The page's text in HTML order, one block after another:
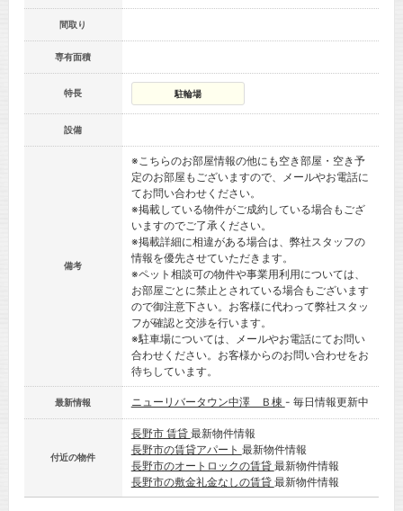
間取り
専有面積
特長 駐輪場
設備
備考
※こちらのお部屋情報の他にも空き部屋・空き予
定のお部屋もございますので、メールやお電話に
てお問い合わせください。
※掲載している物件がご成約している場合もござ
いますのでご了承ください。
※掲載詳細に相違がある場合は、弊社スタッフの
情報を優先させていただきます。
※ペット相談可の物件や事業用利用については、
お部屋ごとに禁止とされている場合もございます
ので御注意下さい。お客様に代わって弊社スタッ
フが確認と交渉を行います。
※駐車場については、メールやお電話にてお問い
合わせください。お客様からのお問い合わせをお
待ちしています。
最新情報 ニューリバータウン中澤 Ｂ棟 - 毎日情報更新中
付近の物件
長野市 賃貸 最新物件情報
長野市の賃貸アパート 最新物件情報
長野市のオートロックの賃貸 最新物件情報
長野市の敷金礼金なしの賃貸 最新物件情報